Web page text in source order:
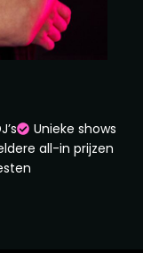
Unieke shows
all-in prijzen